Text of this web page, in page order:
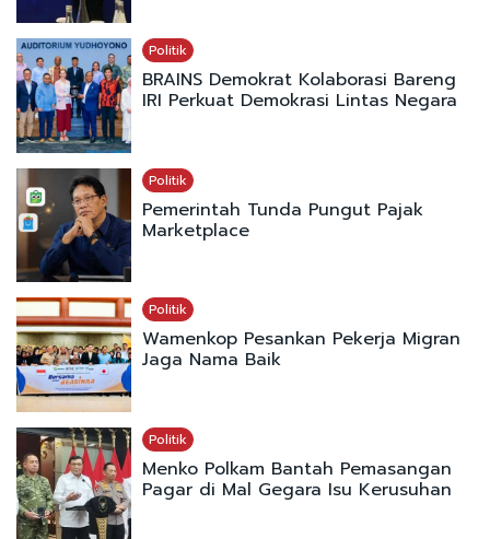
Politik
BRAINS Demokrat Kolaborasi Bareng
IRI Perkuat Demokrasi Lintas Negara
Politik
Pemerintah Tunda Pungut Pajak
Marketplace
Politik
Wamenkop Pesankan Pekerja Migran
Jaga Nama Baik
Politik
Menko Polkam Bantah Pemasangan
Pagar di Mal Gegara Isu Kerusuhan